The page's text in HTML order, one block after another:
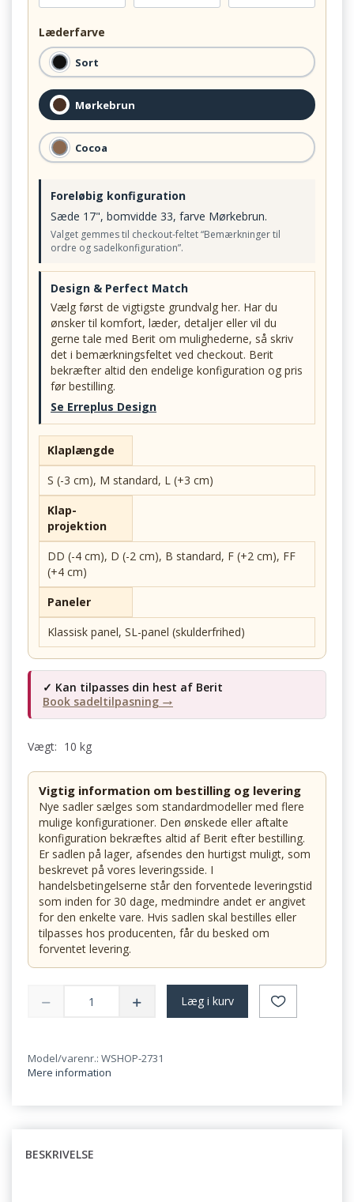
Læderfarve
Sort
Mørkebrun
Cocoa
Foreløbig konfiguration
Sæde 17", bomvidde 33, farve Mørkebrun.
Valget gemmes til checkout-feltet “Bemærkninger til
ordre og sadelkonfiguration”.
Design & Perfect Match
Vælg først de vigtigste grundvalg her. Har du
ønsker til komfort, læder, detaljer eller vil du
gerne tale med Berit om mulighederne, så skriv
det i bemærkningsfeltet ved checkout. Berit
bekræfter altid den endelige konfiguration og pris
før bestilling.
Se Erreplus Design
Klaplængde
S (-3 cm), M standard, L (+3 cm)
Klap-
projektion
DD (-4 cm), D (-2 cm), B standard, F (+2 cm), FF
(+4 cm)
Paneler
Klassisk panel, SL-panel (skulderfrihed)
✓ Kan tilpasses din hest af Berit
Book sadeltilpasning →
Vægt: 10 kg
Vigtig information om bestilling og levering
Nye sadler sælges som standardmodeller med flere
mulige konfigurationer. Den ønskede eller aftalte
konfiguration bekræftes altid af Berit efter bestilling.
Er sadlen på lager, afsendes den hurtigst muligt, som
beskrevet på vores leveringsside. I
handelsbetingelserne står den forventede leveringstid
som inden for 30 dage, medmindre andet er angivet
for den enkelte vare. Hvis sadlen skal bestilles eller
tilpasses hos producenten, får du besked om
forventet levering.
Læg i kurv
Model/varenr.: WSHOP-2731
Mere information
BESKRIVELSE